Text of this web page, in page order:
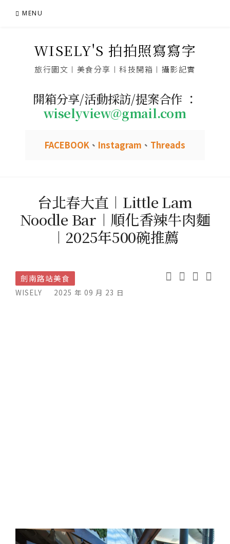
MENU
WISELY'S 拍拍照寫寫字
旅行圖文︱美食分享︱科技開箱︱攝影記實
開箱分享/活動採訪/提案合作 ：
wiselyview@gmail.com
FACEBOOK 、 Instagram 、 Threads
台北春大直︱Little Lam
Noodle Bar︱順化香辣牛肉麵
︱2025年500碗推薦
劍南路站美食
WISELY 2025 年 09 月 23 日